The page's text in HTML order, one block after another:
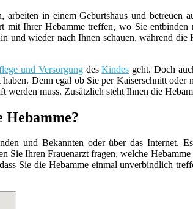
arbeiten in einem Geburtshaus und
mit Ihrer Hebamme treffen, wo Sie
und wieder nach Ihnen schauen, während
und VersorgungdesKindes geht. Doch
haben. Denn egal ob Sie per Kaiserschnitt
muss. Zusätzlich steht Ihnen die
Hebamme?
und Bekannten oder über das Internet.
Sie Ihren Frauenarzt fragen, welche
Sie die Hebamme einmal unverbindlich